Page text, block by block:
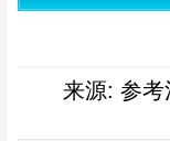
来源: 参